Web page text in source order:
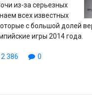
из-за серьезных
всех известных
с большой долей
игры 2014 года.
2 386 0